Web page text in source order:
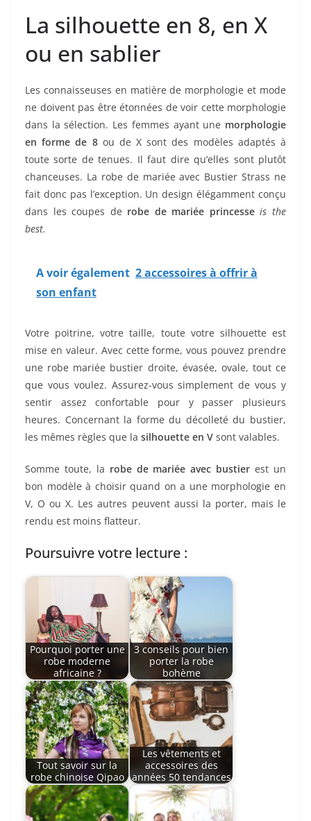
La silhouette en 8, en X
ou en sablier
Les connaisseuses en matière de morphologie et mode
ne doivent pas être étonnées de voir cette morphologie
dans la sélection. Les femmes ayant une morphologie
en forme de 8ou de X sont des modèles adaptés à
toute sorte de tenues. Il faut dire qu’elles sont plutôt
chanceuses. La robe de mariée avec Bustier Strass ne
fait donc pas l’exception. Un design élégamment conçu
dans les coupes de robe de mariée princesse is the
best.
A voir également 2 accessoires à offrir à
son enfant
Votre poitrine, votre taille, toute votre silhouette est
mise en valeur. Avec cette forme, vous pouvez prendre
une robe mariée bustier droite, évasée, ovale, tout ce
que vous voulez. Assurez-vous simplement de vous y
sentir assez confortable pour y passer plusieurs
heures. Concernant la forme du décolleté du bustier,
les mêmes règles que la silhouette en V sont valables.
Somme toute, la robe de mariée avec bustier est un
bon modèle à choisir quand on a une morphologie en
V, O ou X. Les autres peuvent aussi la porter, mais le
rendu est moins flatteur.
Poursuivre votre lecture :
Pourquoi porter une
robe moderne
africaine ?
3 conseils pour bien
porter la robe
bohème
Tout savoir sur la
robe chinoise Qipao
Les vêtements et
accessoires des
années 50 tendances